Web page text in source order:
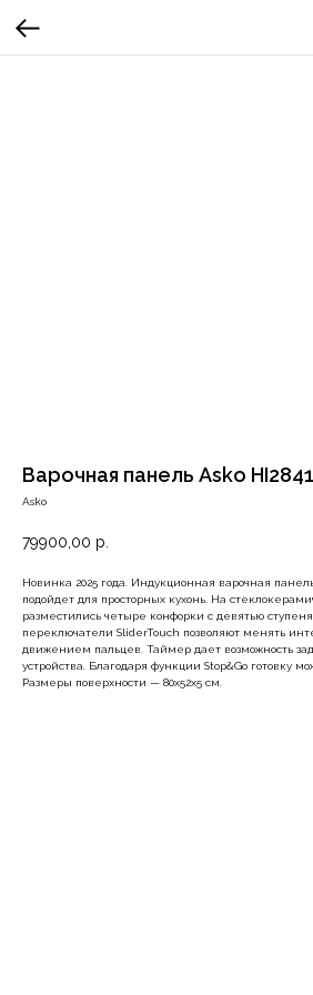
Варочная панель Asko
Asko
79900,00 р.
Новинка 2025 года. Индукционная варочная
подойдет для просторных кухонь. На
разместились четыре конфорки с девятью
переключатели SliderTouch позволяют менять
движением пальцев. Таймер дает возможность
устройства. Благодаря функции Stop&Go готовку
Размеры поверхности — 80x52x5 см.